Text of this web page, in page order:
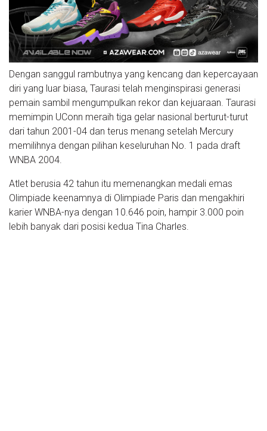
Dengan sanggul rambutnya yang kencang dan kepercayaan
diri yang luar biasa, Taurasi telah menginspirasi generasi
pemain sambil mengumpulkan rekor dan kejuaraan. Taurasi
memimpin UConn meraih tiga gelar nasional berturut-turut
dari tahun 2001-04 dan terus menang setelah Mercury
memilihnya dengan pilihan keseluruhan No. 1 pada draft
WNBA 2004.
Atlet berusia 42 tahun itu memenangkan medali emas
Olimpiade keenamnya di Olimpiade Paris dan mengakhiri
karier WNBA-nya dengan 10.646 poin, hampir 3.000 poin
lebih banyak dari posisi kedua Tina Charles.